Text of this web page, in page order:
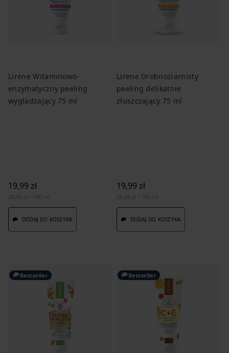
Lirene Witaminowo-
enzymatyczny peeling
wygładzający 75 ml
19,99 zł
26,65 zł / 100 ml
DODAJ DO KOSZYKA
Lirene Drobnoziarnisty
peeling delikatnie
złuszczający 75 ml
19,99 zł
26,65 zł / 100 ml
DODAJ DO KOSZYKA
Bestseller Bestseller